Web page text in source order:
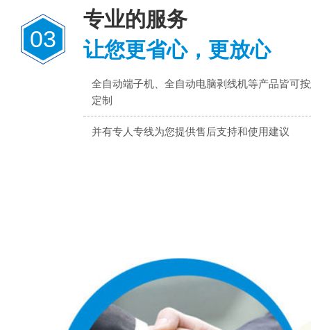
03
专业的服务
让您更省心，更放心
全自动端子机、全自动电脑剥线机等产品皆可
定制
并有专人专线为您提供售后支持和使用建议